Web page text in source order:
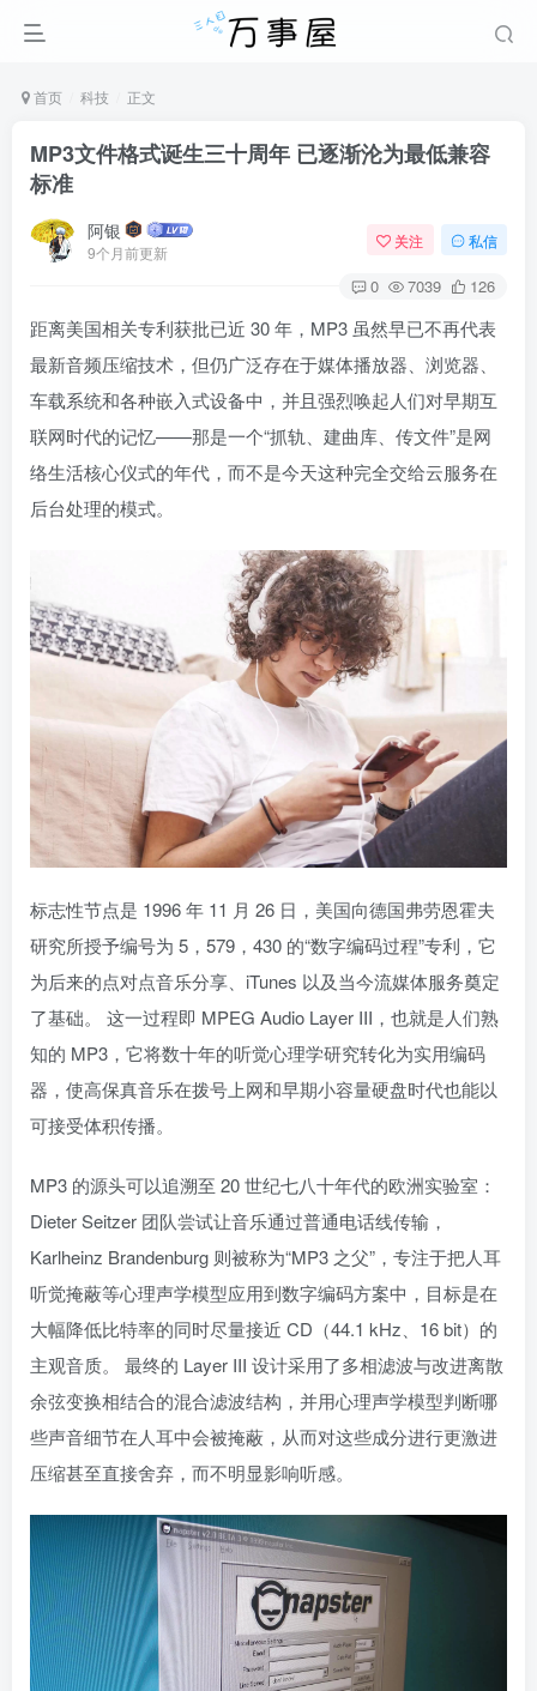
首页 科技 正文
MP3文件格式诞生三十周年 已逐渐沦为最低兼容
标准
阿银
9个月前更新
关注 私信
0 7039 126
距离美国相关专利获批已近 30 年，MP3 虽然早已不再代表
最新音频压缩技术，但仍广泛存在于媒体播放器、浏览器、
车载系统和各种嵌入式设备中，并且强烈唤起人们对早期互
联网时代的记忆——那是一个“抓轨、建曲库、传文件”是网
络生活核心仪式的年代，而不是今天这种完全交给云服务在
后台处理的模式。
标志性节点是 1996 年 11 月 26 日，美国向德国弗劳恩霍夫
研究所授予编号为 5，579，430 的“数字编码过程”专利，它
为后来的点对点音乐分享、iTunes 以及当今流媒体服务奠定
了基础。 这一过程即 MPEG Audio Layer III，也就是人们熟
知的 MP3，它将数十年的听觉心理学研究转化为实用编码
器，使高保真音乐在拨号上网和早期小容量硬盘时代也能以
可接受体积传播。
MP3 的源头可以追溯至 20 世纪七八十年代的欧洲实验室：
Dieter Seitzer 团队尝试让音乐通过普通电话线传输，
Karlheinz Brandenburg 则被称为“MP3 之父”，专注于把人耳
听觉掩蔽等心理声学模型应用到数字编码方案中，目标是在
大幅降低比特率的同时尽量接近 CD（44.1 kHz、16 bit）的
主观音质。 最终的 Layer III 设计采用了多相滤波与改进离散
余弦变换相结合的混合滤波结构，并用心理声学模型判断哪
些声音细节在人耳中会被掩蔽，从而对这些成分进行更激进
压缩甚至直接舍弃，而不明显影响听感。